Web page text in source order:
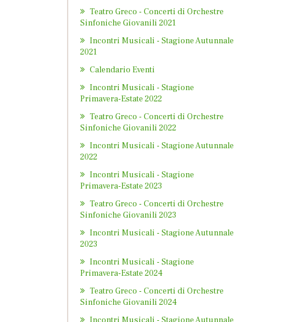
Teatro Greco - Concerti di Orchestre
Sinfoniche Giovanili 2021
Incontri Musicali - Stagione Autunnale
2021
Calendario Eventi
Incontri Musicali - Stagione
Primavera-Estate 2022
Teatro Greco - Concerti di Orchestre
Sinfoniche Giovanili 2022
Incontri Musicali - Stagione Autunnale
2022
Incontri Musicali - Stagione
Primavera-Estate 2023
Teatro Greco - Concerti di Orchestre
Sinfoniche Giovanili 2023
Incontri Musicali - Stagione Autunnale
2023
Incontri Musicali - Stagione
Primavera-Estate 2024
Teatro Greco - Concerti di Orchestre
Sinfoniche Giovanili 2024